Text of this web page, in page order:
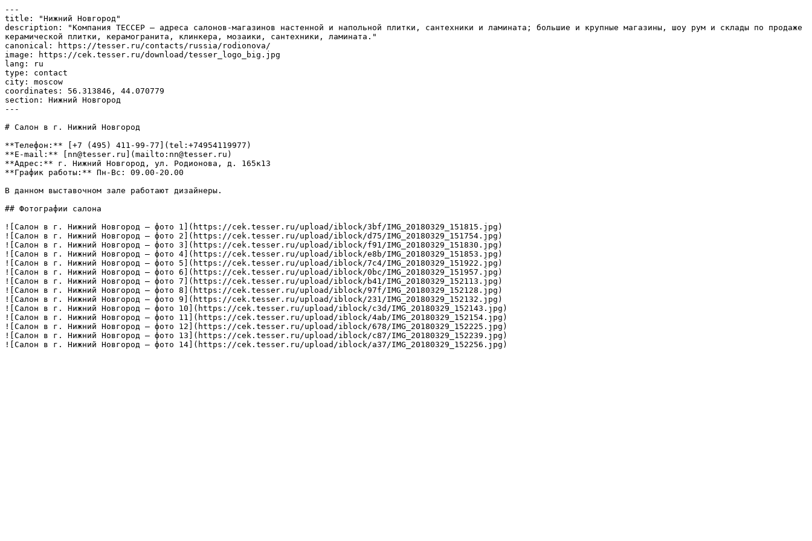
---
title: "Нижний Новгород"
description: "Компания ТЕССЕР – адреса салонов-магазинов настенной и напольной плитки, сантехники и ламината; большие и крупные магазины, шоу рум и склады по продаже
керамической плитки, керамогранита, клинкера, мозаики, сантехники, ламината."
canonical: https://tesser.ru/contacts/russia/rodionova/
image: https://cek.tesser.ru/download/tesser_logo_big.jpg
lang: ru
type: contact
city: moscow
coordinates: 56.313846, 44.070779
section: Нижний Новгород
---
# Салон в г. Нижний Новгород
**Телефон:** [+7 (495) 411-99-77](tel:+74954119977)
**E-mail:** [nn@tesser.ru](mailto:nn@tesser.ru)
**Адрес:** г. Нижний Новгород, ул. Родионова, д. 165к13
**График работы:** Пн-Вс: 09.00-20.00
В данном выставочном зале работают дизайнеры.
## Фотографии салона
![Салон в г. Нижний Новгород — фото 1](https://cek.tesser.ru/upload/iblock/3bf/IMG_20180329_151815.jpg)
![Салон в г. Нижний Новгород — фото 2](https://cek.tesser.ru/upload/iblock/d75/IMG_20180329_151754.jpg)
![Салон в г. Нижний Новгород — фото 3](https://cek.tesser.ru/upload/iblock/f91/IMG_20180329_151830.jpg)
![Салон в г. Нижний Новгород — фото 4](https://cek.tesser.ru/upload/iblock/e8b/IMG_20180329_151853.jpg)
![Салон в г. Нижний Новгород — фото 5](https://cek.tesser.ru/upload/iblock/7c4/IMG_20180329_151922.jpg)
![Салон в г. Нижний Новгород — фото 6](https://cek.tesser.ru/upload/iblock/0bc/IMG_20180329_151957.jpg)
![Салон в г. Нижний Новгород — фото 7](https://cek.tesser.ru/upload/iblock/b41/IMG_20180329_152113.jpg)
![Салон в г. Нижний Новгород — фото 8](https://cek.tesser.ru/upload/iblock/97f/IMG_20180329_152128.jpg)
![Салон в г. Нижний Новгород — фото 9](https://cek.tesser.ru/upload/iblock/231/IMG_20180329_152132.jpg)
![Салон в г. Нижний Новгород — фото 10](https://cek.tesser.ru/upload/iblock/c3d/IMG_20180329_152143.jpg)
![Салон в г. Нижний Новгород — фото 11](https://cek.tesser.ru/upload/iblock/4ab/IMG_20180329_152154.jpg)
![Салон в г. Нижний Новгород — фото 12](https://cek.tesser.ru/upload/iblock/678/IMG_20180329_152225.jpg)
![Салон в г. Нижний Новгород — фото 13](https://cek.tesser.ru/upload/iblock/c87/IMG_20180329_152239.jpg)
![Салон в г. Нижний Новгород — фото 14](https://cek.tesser.ru/upload/iblock/a37/IMG_20180329_152256.jpg)